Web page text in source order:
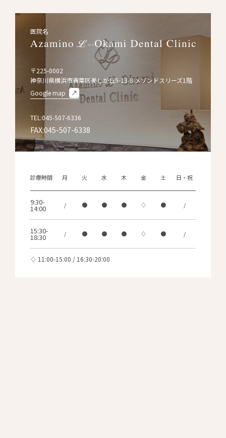
医院名
〒225-0002
神奈川県横浜市青葉区美しが丘5-13-8 メゾンドスリーズ1階
Google map
TEL:045-507-6336
FAX:045-507-6338
診療時間 月 火 水 木 金 土 日・祝
9:30-
14:00 / ● ● ● ♢ ● /
15:30-
18:30 / ● ● ● ♢ ● /
♢ 11:00-15:00 / 16:30-20:00